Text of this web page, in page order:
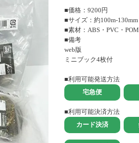
■価格：9200円
■サイズ：約100m-130mm
■素材：ABS・PVC・POM
■備考
web版
ミニブック4枚付
■利用可能発送方法
■利用可能決済方法